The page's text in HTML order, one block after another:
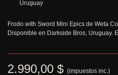
Frodo with Sword Mini Epics de Weta
Disponible en Darkside Bros, Uruguay.
2.990,00 $ (impuestos inc.)